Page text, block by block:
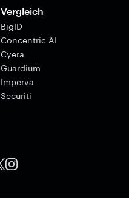
Vergleich
BigID
Concentric AI
Cyera
Guardium
Imperva
Securiti